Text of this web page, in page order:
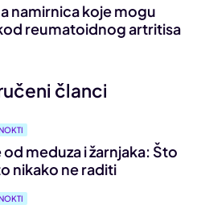
namirnica koje mogu
reumatoidnog artritisa
članci
meduza i žarnjaka: Što
nikako ne raditi